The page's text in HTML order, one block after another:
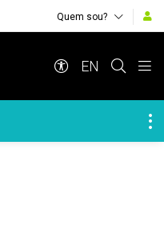
Quem sou?
EN